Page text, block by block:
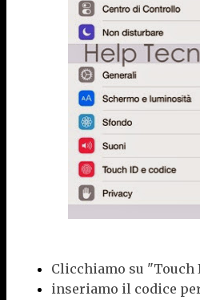
Clicchiamo su "Touch
inseriamo il codice